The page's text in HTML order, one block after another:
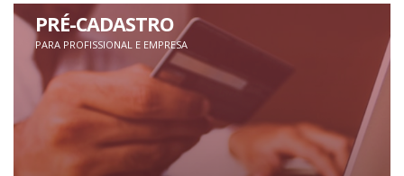
PRÉ-CADASTRO
PARA PROFISSIONAL E EMPRESA